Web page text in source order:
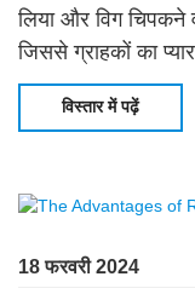
लिया और विग चिपकने
जिससे ग्राहकों का
इस पर ध्यान केंद्रित कर
विस्तार में पढ़ें
18 फरवरी 2024